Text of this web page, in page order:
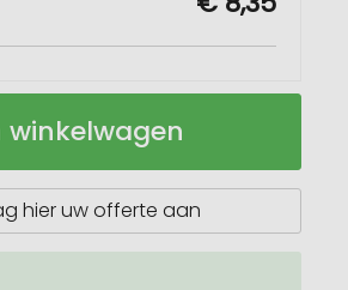
winkelwagen
hier uw offerte aan